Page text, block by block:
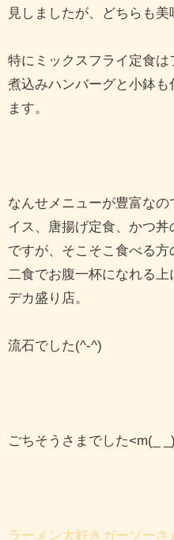
見しましたが、どちらも美
特にミックスフライ定食
煮込みハンバーグと小鉢も
ます。
なんせメニューが豊富な
イス、唐揚げ定食、かつ
ですが、そこそこ食べる
二食でお腹一杯になれる
デカ盛り店。
流石でした(^-^)
ごちそうさまでした<m(_
ラーメン大好きガーソーさ